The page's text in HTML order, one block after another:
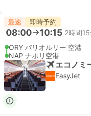
最速 即時予約
08:00 10:15 2時間
ORY パリオルリー 空港
NAP ナポリ空港
エコノミ
EasyJet